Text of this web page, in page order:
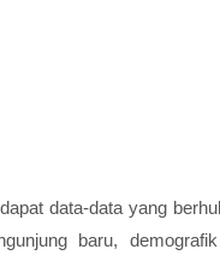
data-data yang
baru,